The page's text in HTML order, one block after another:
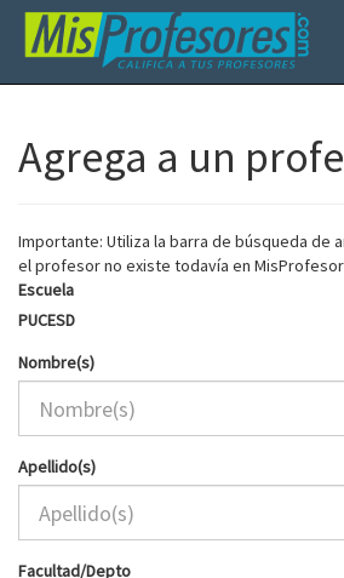
Agrega a un
Importante: Utiliza la barra de búsqueda de
el profesor no existe todavía en
Escuela
PUCESD
Nombre(s)
Apellido(s)
Facultad/Depto